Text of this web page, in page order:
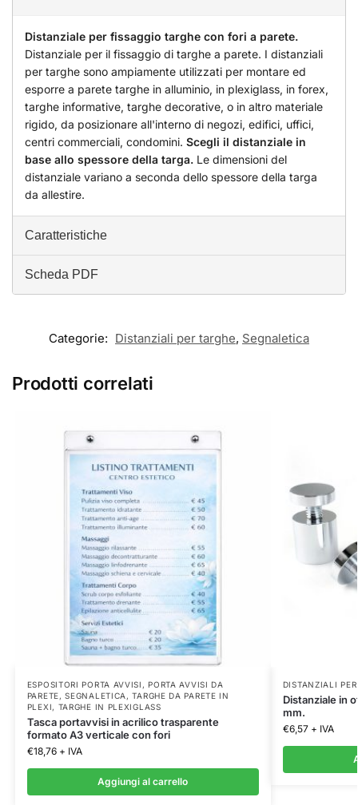
Distanziale per fissaggio targhe con fori a parete.
Distanziale per il fissaggio di targhe a parete. I distanziali
per targhe sono ampiamente utilizzati per montare ed
esporre a parete targhe in alluminio, in plexiglass, in forex,
targhe informative, targhe decorative, o in altro materiale
rigido, da posizionare all'interno di negozi, edifici, uffici,
centri commerciali, condomini. Scegli il distanziale in
base allo spessore della targa. Le dimensioni del
distanziale variano a seconda dello spessore della targa
da allestire.
Caratteristiche
Scheda PDF
Categorie: Distanziali per targhe, Segnaletica
Prodotti correlati
ESPOSITORI PORTA AVVISI ,PORTA AVVISI DA
PARETE,SEGNALETICA ,TARGHE DA PARETE IN
PLEXI, TARGHE IN PLEXIGLASS
Tasca portavvisi in acrilico trasparente
formato A3 verticale con fori
€18,76 + IVA
Aggiungi al carrello
DISTANZIALI PER
Distanziale in
mm.
€6,57 + IVA